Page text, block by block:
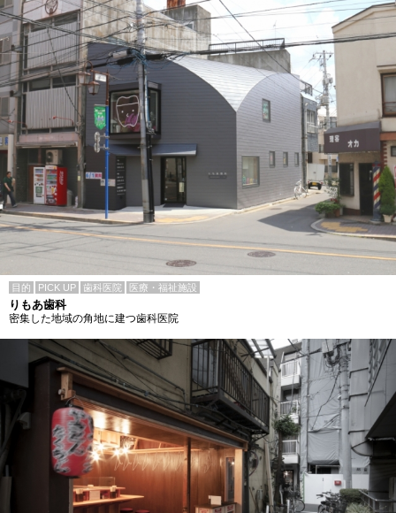
目的 PICK UP 歯科医院 医療・福祉施設
りもあ歯科
密集した地域の角地に建つ歯科医院